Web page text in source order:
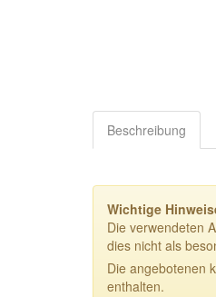
Beschreibung
Wichtige
Die verwendeten
dies nicht als
Die angebotenen
enthalten.